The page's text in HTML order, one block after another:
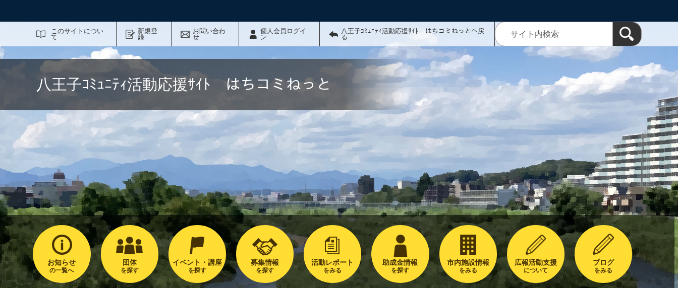
このサイトについ
て
新規登
録
お問い合わ
せ
個人会員ログイ
ン
八王子ｺﾐｭﾆﾃｨ活動応援ｻｲﾄ はちコミねっとへ戻
る
八王子ｺﾐｭﾆﾃｨ活動応援ｻｲﾄ はちコミねっと
お知らせ
の一覧へ
団体
を探す
イベント・講座
を探す
募集情報
を探す
活動レポート
をみる
助成金情報
を探す
市内施設情報
をみる
広報活動支援
について
ブログ
をみる